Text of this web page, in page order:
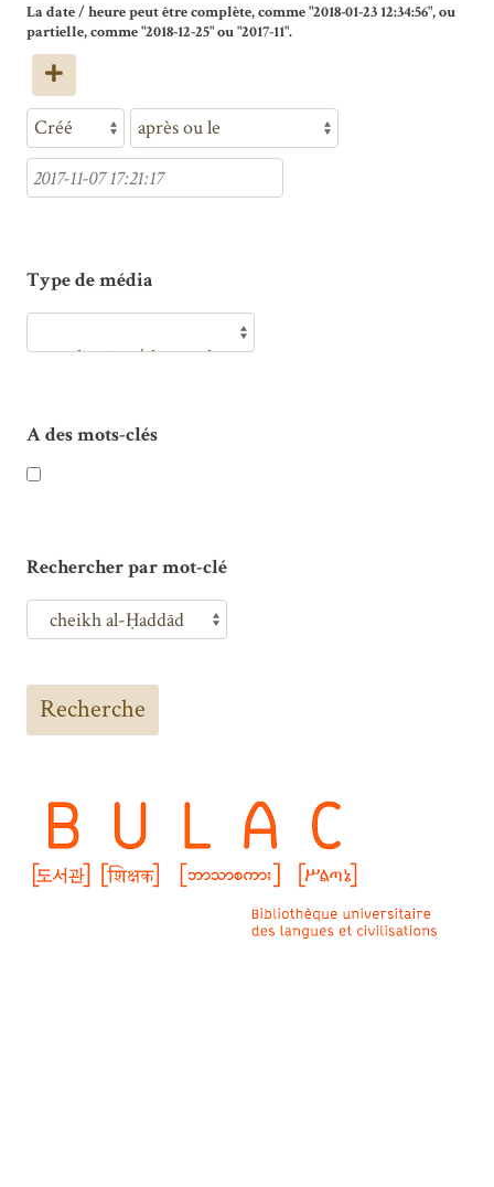
La date / heure peut être complète, comme "2018-01-23 12:34:56", ou
partielle, comme "2018-12-25" ou "2017-11".
Type de média
A des mots-clés
Rechercher par mot-clé